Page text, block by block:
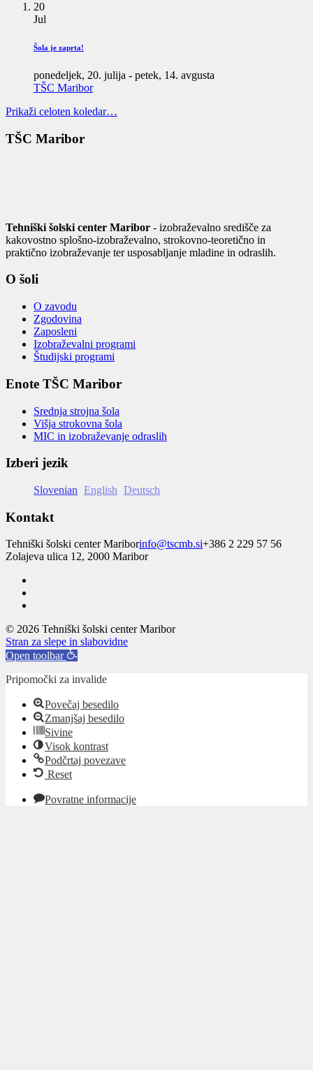
20
Jul
Šola je zaprta!
ponedeljek, 20. julija - petek, 14. avgusta
TŠC Maribor
Prikaži celoten koledar…
TŠC Maribor
Tehniški šolski center Maribor - izobraževalno središče za
kakovostno splošno-izobraževalno, strokovno-teoretično in
praktično izobraževanje ter usposabljanje mladine in odraslih.
O šoli
O zavodu
Zgodovina
Zaposleni
Izobraževalni programi
Študijski programi
Enote TŠC Maribor
Srednja strojna šola
Višja strokovna šola
MIC in izobraževanje odraslih
Izberi jezik
Slovenian English Deutsch
Kontakt
Tehniški šolski center Mariborinfo@tscmb.si+386 2 229 57 56
Zolajeva ulica 12, 2000 Maribor
© 2026 Tehniški šolski center Maribor
Stran za slepe in slabovidne
Open toolbar
Pripomočki za invalide
Povečaj besedilo
Zmanjšaj besedilo
Sivine
Visok kontrast
Podčrtaj povezave
Reset
Povratne informacije